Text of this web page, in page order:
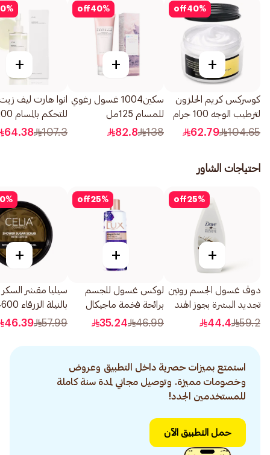
40%
off
+
كوسركس كريم الحلزون
لترطيب الوجه 100 جرام
104.65
62.79
40%
off
+
سكين1004 غسول رغوي
للمسام 125مل
138
82.8
%
+
انوا هارت ليف
للتحكم بالمسام 200مل
107.3
64.38
احتياجات الشاور
25%
off
+
دوڤ غسول الجسم روتين
تجديد البشرة بجوز الهند
500مل
59.2
44.4
25%
off
+
لوكس غسول للجسم
برائحة فخمة ماجيكال
أوركيد 500مل
46.99
35.24
%
+
سيليا مقشر السكر
بالنيلة الزرقاء 600جرام
57.99
46.39
استمتع بميزات حصرية داخل التطبيق وعروض
وخصومات مميزة. وتوصيل مجاني لمدة سنة كاملة
للمستخدمين الجدد!
حمل التطبيق الآن